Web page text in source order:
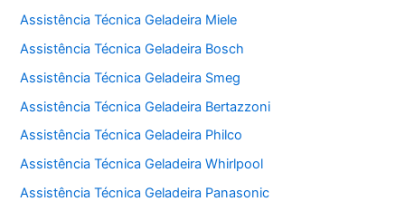
Assistência Técnica Geladeira Miele
Assistência Técnica Geladeira Bosch
Assistência Técnica Geladeira Smeg
Assistência Técnica Geladeira Bertazzoni
Assistência Técnica Geladeira Philco
Assistência Técnica Geladeira Whirlpool
Assistência Técnica Geladeira Panasonic